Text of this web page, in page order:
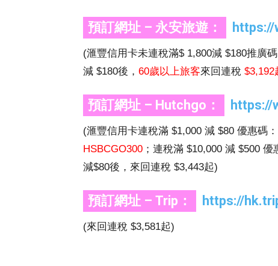
預訂網址 – 永安旅遊：
(滙豐信用卡未連稅滿$ 1,800減 $180推廣碼
減 $180後， 60歲以上旅客來回連稅 $3,192
預訂網址 – Hutchgo： https://
(滙豐信用卡連稅滿 $1,000 減 $80 優惠碼：
HSBCGO300 ；連稅滿 $10,000 減 $500 優
減$80後，來回連稅 $3,443起)
預訂網址 – Trip： https://
(來回連稅 $3,581起)